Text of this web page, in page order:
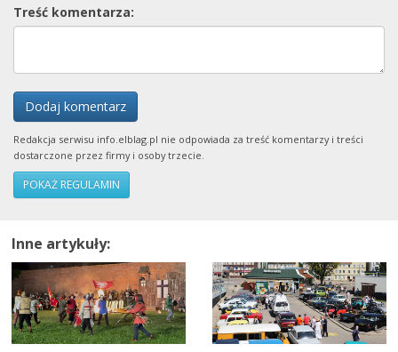
Treść komentarza:
Dodaj komentarz
Redakcja serwisu info.elblag.pl nie odpowiada za treść komentarzy i treści
dostarczone przez firmy i osoby trzecie.
POKAŻ REGULAMIN
Inne artykuły: